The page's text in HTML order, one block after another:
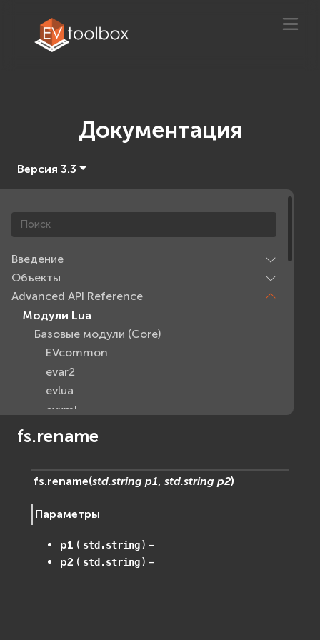
Документация
Версия 3.3
Введение
Объекты
Advanced API Reference
Модули Lua
Базовые модули (Core)
EVcommon
evar2
evlua
evxml
Граф Сцены (Scene Graph)
EVosgAV
EVosgAnimation
EVosgHMD
EVosgShadow
EVosgText
osgAnimation
fs.rename
fs.rename(std.string p1,std.string p2)
Параметры
p1 ( std.string ) –
p2 ( std.string ) –